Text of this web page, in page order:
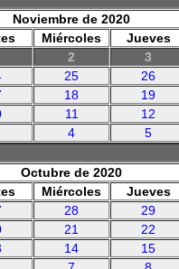
Noviembre de 2020
Miércoles Jueves
2 3
25 26
18 19
11 12
4 5
Octubre de 2020
Miércoles Jueves
28 29
21 22
14 15